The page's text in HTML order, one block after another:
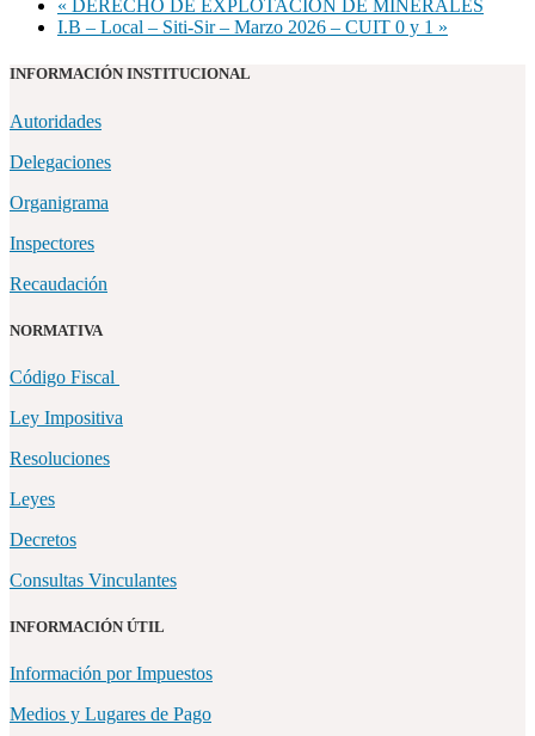
« DERECHO DE EXPLOTACIÓN DE MINERALES
I.B – Local – Siti-Sir – Marzo 2026 – CUIT 0 y 1 »
INFORMACIÓN INSTITUCIONAL
Autoridades
Delegaciones
Organigrama
Inspectores
Recaudación
NORMATIVA
Código Fiscal
Ley Impositiva
Resoluciones
Leyes
Decretos
Consultas Vinculantes
INFORMACIÓN ÚTIL
Información por Impuestos
Medios y Lugares de Pago